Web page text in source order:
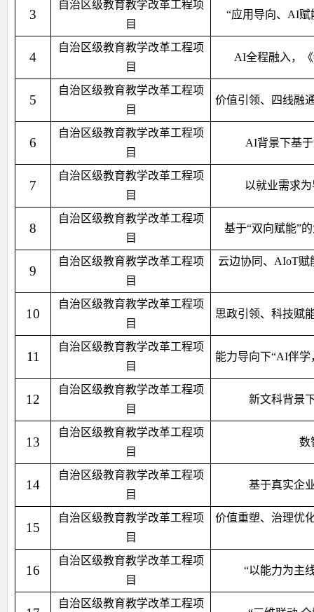
3
自治区级教育教学改革工程项
目
“应用导向、AI赋
4
自治区级教育教学改革工程项
目
AI全程融入，
5
自治区级教育教学改革工程项
目
价值引领、四线融
6
自治区级教育教学改革工程项
目
AI背景下基
7
自治区级教育教学改革工程项
目
以就业需求
8
自治区级教育教学改革工程项
目
基于“双向赋能”
9
自治区级教育教学改革工程项
目
云边协同、AIoT
10
自治区级教育教学改革工程项
目
思政引领、科技赋
11
自治区级教育教学改革工程项
目
能力导向下“AI伴
12
自治区级教育教学改革工程项
目
新文科背景
13
自治区级教育教学改革工程项
目
数
14
自治区级教育教学改革工程项
目
基于真实企
15
自治区级教育教学改革工程项
目
价值重塑、治理优
16
自治区级教育教学改革工程项
目
“以能力为主
自治区级教育教学改革工程项